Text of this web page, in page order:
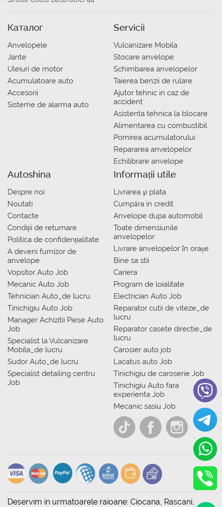
Каталог
Anvelopele
Jante
Uleiuri de motor
Acumulatoare auto
Accesorii
Sisteme de alarma auto
Servicii
Vulcanizare Mobila
Stocare anvelope
Schimbarea anvelopelor
Taierea benzii de rulare
Ajutor tehnic in caz de
accident
Asistenta tehnica la blocare
Alimentarea cu combustibil
Pornirea acumulatorului
Repararea anvelopelor
Echilibrare anvelope
Autoshina
Despre noi
Noutati
Contacte
Condiții de returnare
Politica de confidențialitate
A deveni furnizor de
anvelope
Vopsitor Auto Job
Mecanic Auto Job
Tehnician Auto_de lucru
Tinichigiu Auto Job
Manager Achizitii Piese Auto
Job
Specialist la Vulcanizare
Mobila_de lucru
Sudor Auto_de lucru
Specialist detailing centru
Job
Informații utile
Livrarea şi plata
Сumpăra in credit
Anvelope dupa automobil
Toate dimensiunile
anvelopelor
Livrare anvelopelor în orașe
Bine sa stii
Cariera
Program de loialitate
Electrician Auto Job
Reparator cutii de viteze_de
lucru
Reparator casete directie_de
lucru
Carosier auto job
Lacatus auto Job
Tinichigiu de caroserie Job
Tinichigiu Auto fara
experienta Job
Mecanic sasiu Job
Deservim in urmatoarele raioane: Ciocana, Rascani,